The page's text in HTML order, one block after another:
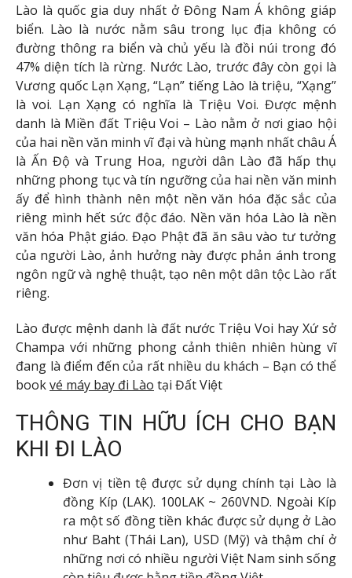
Lào là quốc gia duy nhất ở Đông Nam Á không giáp
biển. Lào là nước nằm sâu trong lục địa không có
đường thông ra biển và chủ yếu là đồi núi trong đó
47% diện tích là rừng. Nước Lào, trước đây còn gọi là
Vương quốc Lạn Xạng, “Lạn” tiếng Lào là triệu, “Xạng”
là voi. Lạn Xạng có nghĩa là Triệu Voi. Được mệnh
danh là Miền đất Triệu Voi – Lào nằm ở nơi giao hội
của hai nền văn minh vĩ đại và hùng mạnh nhất châu Á
là Ấn Độ và Trung Hoa, người dân Lào đã hấp thụ
những phong tục và tín ngưỡng của hai nền văn minh
ấy để hình thành nên một nền văn hóa đặc sắc của
riêng mình hết sức độc đáo. Nền văn hóa Lào là nền
văn hóa Phật giáo. Đạo Phật đã ăn sâu vào tư tưởng
của người Lào, ảnh hưởng này được phản ánh trong
ngôn ngữ và nghệ thuật, tạo nên một dân tộc Lào rất
riêng.
Lào được mệnh danh là đất nước Triệu Voi hay Xứ sở
Champa với những phong cảnh thiên nhiên hùng vĩ
đang là điểm đến của rất nhiều du khách – Bạn có thể
bookvé máy bay đi Lào tại Đất Việt
THÔNG TIN HỮU ÍCH CHO BẠN
KHI ĐI LÀO
Đơn vị tiền tệ được sử dụng chính tại Lào là
đồng Kíp (LAK). 100LAK ~ 260VND. Ngoài Kíp
ra một số đồng tiền khác được sử dụng ở Lào
như Baht (Thái Lan), USD (Mỹ) và thậm chí ở
những nơi có nhiều người Việt Nam sinh sống